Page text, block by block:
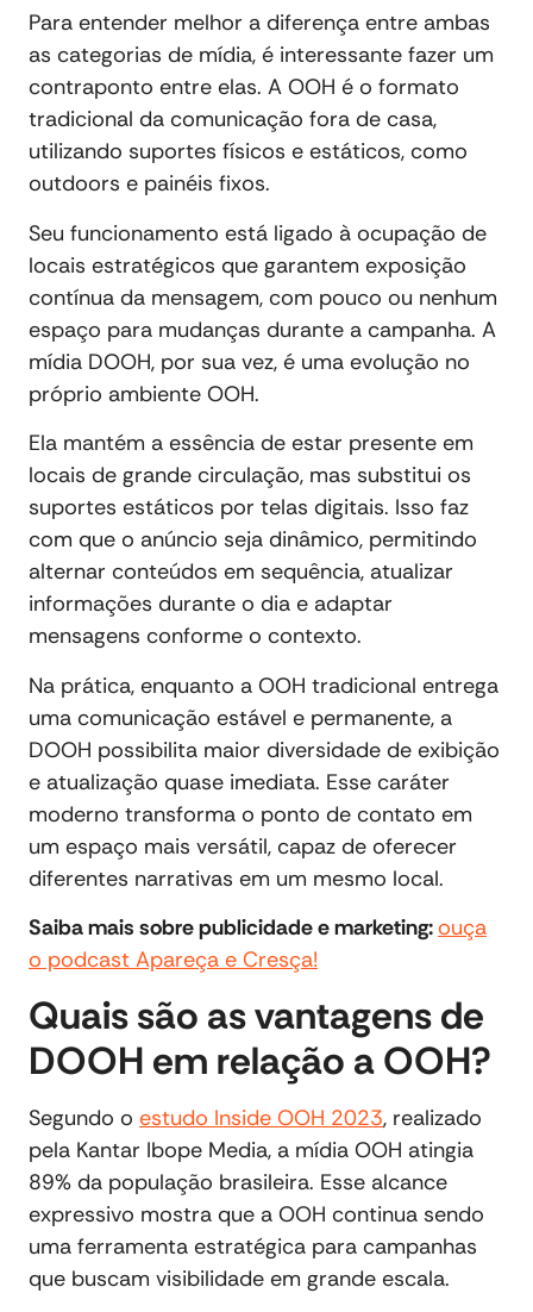
Para entender melhor a diferença entre ambas
as categorias de mídia, é interessante fazer um
contraponto entre elas. A OOH é o formato
tradicional da comunicação fora de casa,
utilizando suportes físicos e estáticos, como
outdoors e painéis fixos.
Seu funcionamento está ligado à ocupação de
locais estratégicos que garantem exposição
contínua da mensagem, com pouco ou nenhum
espaço para mudanças durante a campanha. A
mídia DOOH, por sua vez, é uma evolução no
próprio ambiente OOH.
Ela mantém a essência de estar presente em
locais de grande circulação, mas substitui os
suportes estáticos por telas digitais. Isso faz
com que o anúncio seja dinâmico, permitindo
alternar conteúdos em sequência, atualizar
informações durante o dia e adaptar
mensagens conforme o contexto.
Na prática, enquanto a OOH tradicional entrega
uma comunicação estável e permanente, a
DOOH possibilita maior diversidade de exibição
e atualização quase imediata. Esse caráter
moderno transforma o ponto de contato em
um espaço mais versátil, capaz de oferecer
diferentes narrativas em um mesmo local.
Saiba mais sobre publicidade e marketing:ouça
o podcast Apareça e Cresça!
Quais são as vantagens de
DOOH em relação a OOH?
Segundo o estudo Inside OOH 2023, realizado
pela Kantar Ibope Media, a mídia OOH atingia
89% da população brasileira. Esse alcance
expressivo mostra que a OOH continua sendo
uma ferramenta estratégica para campanhas
que buscam visibilidade em grande escala.